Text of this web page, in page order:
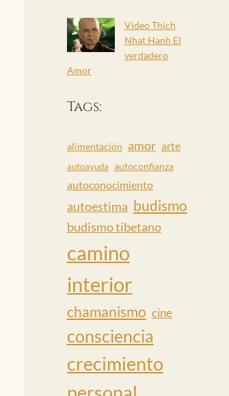
Video Thich
Nhat Hanh El
verdadero
Amor
Tags:
alimentación amor arte
autoayuda autoconfianza
autoconocimiento
autoestima budismo
budismo tibetano
camino
interior
chamanismo cine
consciencia
crecimiento